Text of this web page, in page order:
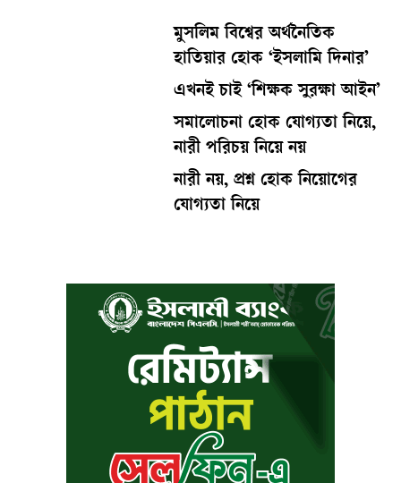
মুসলিম বিশ্বের অর্থনৈতিক
হাতিয়ার হোক ‘ইসলামি দিনার’
এখনই চাই ‘শিক্ষক সুরক্ষা আইন’
সমালোচনা হোক যোগ্যতা নিয়ে,
নারী পরিচয় নিয়ে নয়
নারী নয়, প্রশ্ন হোক নিয়োগের
যোগ্যতা নিয়ে